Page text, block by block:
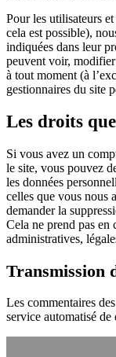
Pour les utilisateurs
cela est possible),
indiquées dans leur
peuvent voir,
à tout moment (à
gestionnaires du site
Les droits
Si vous avez un
le site, vous pouvez
les données
celles que vous nous
demander la
Cela ne prend pas en
administratives,
Transmission
Les commentaires
service automatisé